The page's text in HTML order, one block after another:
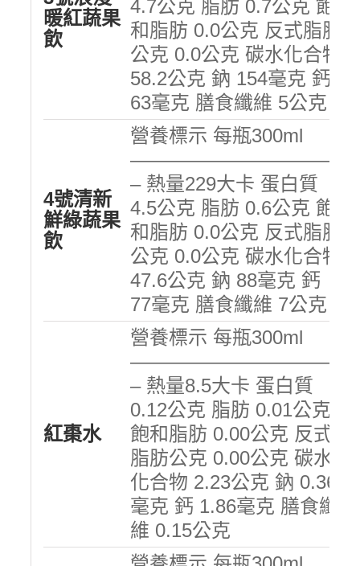
暖紅蔬果
飲
4.7公克 脂肪 0.7公克 飽
和脂肪 0.0公克 反式脂肪
公克 0.0公克 碳水化合物
58.2公克 鈉 154毫克 鈣
63毫克 膳食纖維 5公克
4號清新
鮮綠蔬果
飲
營養標示 每瓶300ml
———————————
– 熱量229大卡 蛋白質
4.5公克 脂肪 0.6公克 飽
和脂肪 0.0公克 反式脂肪
公克 0.0公克 碳水化合物
47.6公克 鈉 88毫克 鈣
77毫克 膳食纖維 7公克
紅棗水
營養標示 每瓶300ml
———————————
– 熱量8.5大卡 蛋白質
0.12公克 脂肪 0.01公克
飽和脂肪 0.00公克 反式
脂肪公克 0.00公克 碳水
化合物 2.23公克 鈉 0.36
毫克 鈣 1.86毫克 膳食纖
維 0.15公克